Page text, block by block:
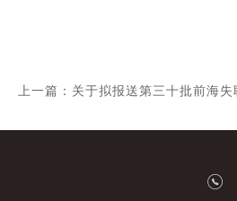
上一篇：关于拟报送第三十批前海